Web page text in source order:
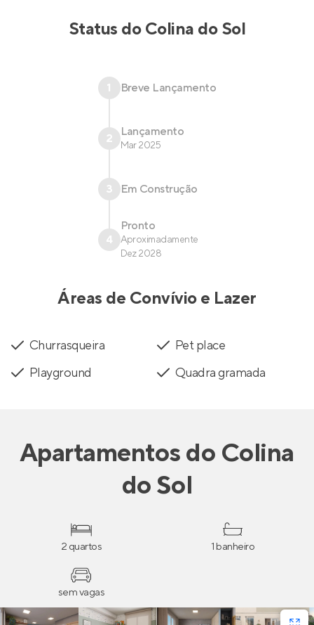
Status doColina do Sol
1 Breve Lançamento
2 Lançamento
Mar 2025
3 Em Construção
4
Pronto
Aproximadamente
Dez 2028
Áreas de Convívio e Lazer
Churrasqueira
Pet place
Playground
Quadra gramada
Apartamentosdo Colina
do Sol
2 quartos 1 banheiro
sem vagas